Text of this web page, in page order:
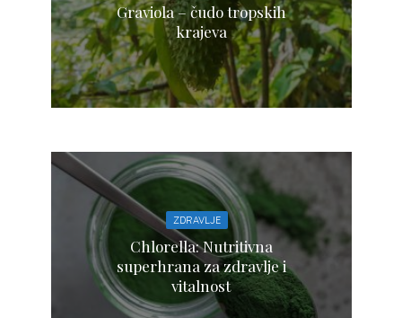
Graviola – čudo tropskih
krajeva
ZDRAVLJE
Chlorella: Nutritivna
superhrana za zdravlje i
vitalnost